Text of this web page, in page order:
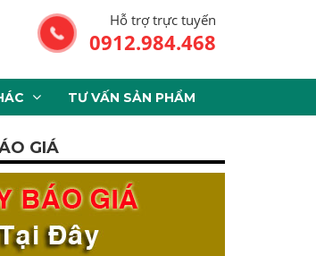
Hỗ trợ trực tuyến
0912.984.468
TƯ VẤN SẢN PHẨM
GIÁ